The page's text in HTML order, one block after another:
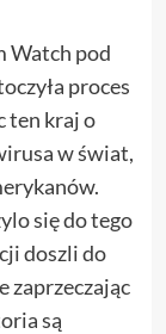
Watch pod
proces
ten kraj o
w świat,
się do tego
doszli do
zaprzeczając
są